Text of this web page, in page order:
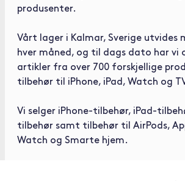
produsenter.
Vårt lager i Kalmar, Sverige utvides
hver måned, og til dags dato har vi
artikler fra over 700 forskjellige
tilbehør til iPhone, iPad, Watch og
Vi selger iPhone-tilbehør, iPad-
tilbehør samt tilbehør til AirPods,
Watch og Smarte hjem.